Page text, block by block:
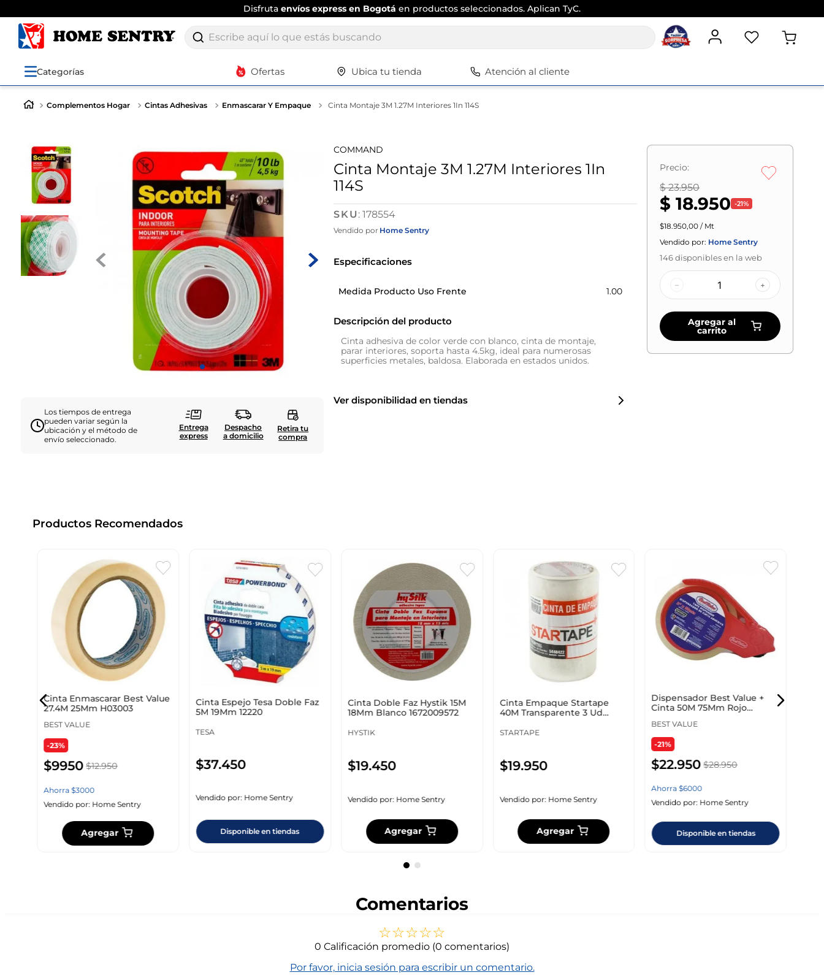
Disfruta envíos express en Bogotá en productos seleccionados. Aplican TyC.
Escribe aquí lo que estás buscando
Categorías Ofertas Ubica tu tienda Atención al cliente
Complementos Hogar Cintas Adhesivas Enmascarar Y Empaque Cinta Montaje 3M 1.27M Interiores 1In 114S
Los tiempos de entrega
pueden variar según la
ubicación y el método de
envío seleccionado.
Entrega
express
Despacho
a domicilio
Retira tu
compra
COMMAND
Cinta Montaje 3M 1.27M Interiores 1In
114S
:178554
Vendido por Home Sentry
Especificaciones
Medida Producto Uso Frente 1.00
Descripción del producto
Cinta adhesiva de color verde con blanco, cinta de montaje,
parar interiores, soporta hasta 4.5kg, ideal para numerosas
superficies metales, baldosa. Elaborada en estados unidos.
Ver disponibilidad en tiendas
Precio:
$ 23.950
$ 18.950 -21%
$18.950,00 / Mt
Vendido por: Home Sentry
146disponibles en la web
– +
Agregar al
carrito
Productos Recomendados
Cinta Enmascarar Best Value
27.4M 25Mm H03003
BEST VALUE
-23%
$9950 $12.950
Ahorra$3000
Vendido por: Home Sentry
Agregar
Cinta Espejo Tesa Doble Faz
5M 19Mm 12220
TESA
$37.450
Vendido por: Home Sentry
Disponible en tiendas
Cinta Doble Faz Hystik 15M
18Mm Blanco 1672009572
HYSTIK
$19.450
Vendido por: Home Sentry
Agregar
Cinta Empaque Startape
40M Transparente 3 Ud
STARTAPE
$19.950
Vendido por: Home Sentry
Agregar
Dispensador Best Value +
Cinta 50M 75Mm Rojo
BEST VALUE
-21%
$22.950 $28.950
Ahorra$6000
Vendido por: Home Sentry
Disponible en tiendas
Comentarios
☆☆☆☆☆
0 Calificación promedio (0 comentarios)
Por favor, inicia sesión para escribir un comentario.
Términos más buscados
silla
closet
espejo
vajillas
.
zapatero
cuadros